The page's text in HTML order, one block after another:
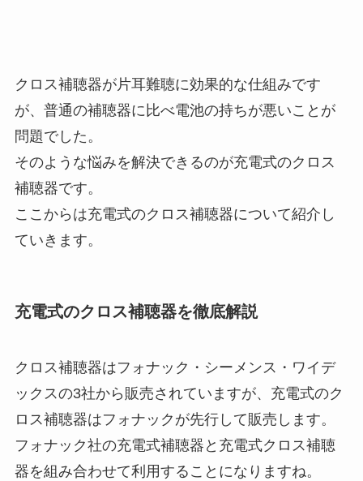
クロス補聴器が片耳難聴に効果的な仕組みです
が、普通の補聴器に比べ電池の持ちが悪いことが
問題でした。
そのような悩みを解決できるのが充電式のクロス
補聴器です。
ここからは充電式のクロス補聴器について紹介し
ていきます。
充電式のクロス補聴器を徹底解説
クロス補聴器はフォナック・シーメンス・ワイデ
ックスの3社から販売されていますが、充電式のク
ロス補聴器はフォナックが先行して販売します。
フォナック社の充電式補聴器と充電式クロス補聴
器を組み合わせて利用することになりますね。